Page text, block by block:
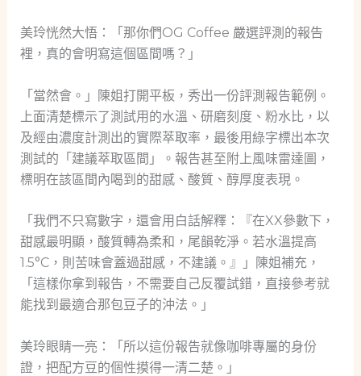
美玲恍然大悟：「那你們OG Coffee 嚴選評測的報告
裡，真的會明寫這個區間嗎？」
「當然會。」陳姐打開平板，秀出一份評測報告範例。
上面清楚標示了測試用的水溫、研磨刻度、粉水比，以
及經由濃度計測出的實際萃取率，最後用綠字標出本次
測試的「建議萃取區間」。報告甚至附上風味雷達圖，
標明在該區間內喝到的甜感、酸質、醇厚度表現。
「我們不只寫數字，還會用白話解釋：『在XX參數下，
甜感最明顯，酸質轉為柔和，尾韻乾淨。若水溫提高
1.5°C，則苦味會蓋過甜感，不建議。』」陳姐補充，
「這樣你拿到報告，不需要自己反覆試錯，直接參考就
能找到最適合那包豆子的沖法。」
美玲眼睛一亮：「所以這份報告就像咖啡專屬的身份
證，把配方豆的個性摸得一清二楚。」